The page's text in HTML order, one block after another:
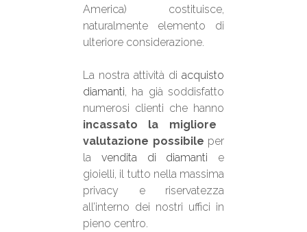
America) costituisce,
naturalmente elemento di
ulteriore considerazione.
La nostra attività di acquisto
diamanti , ha già soddisfatto
numerosi clienti che hanno
incassato la migliore
valutazione possibile per
la vendita di diamanti e
gioielli, il tutto nella massima
privacy e riservatezza
all’interno dei nostri uffici in
pieno centro.